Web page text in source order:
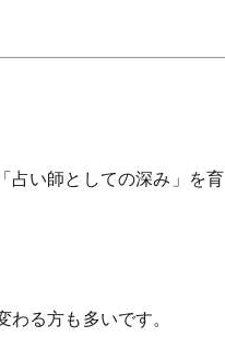
占い師としての深み」を育
る方も多いです。